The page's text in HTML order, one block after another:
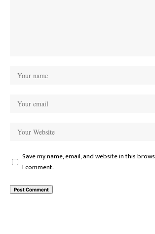
Save my name, email, and website in this
I comment.